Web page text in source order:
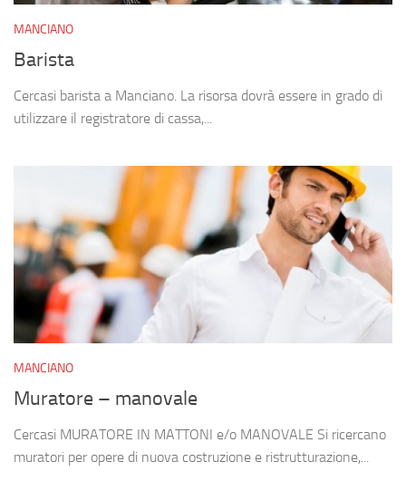
MANCIANO
Barista
Cercasi barista a Manciano. La risorsa dovrà essere in grado di
utilizzare il registratore di cassa,...
MANCIANO
Muratore – manovale
Cercasi MURATORE IN MATTONI e/o MANOVALE Si ricercano
muratori per opere di nuova costruzione e ristrutturazione,...